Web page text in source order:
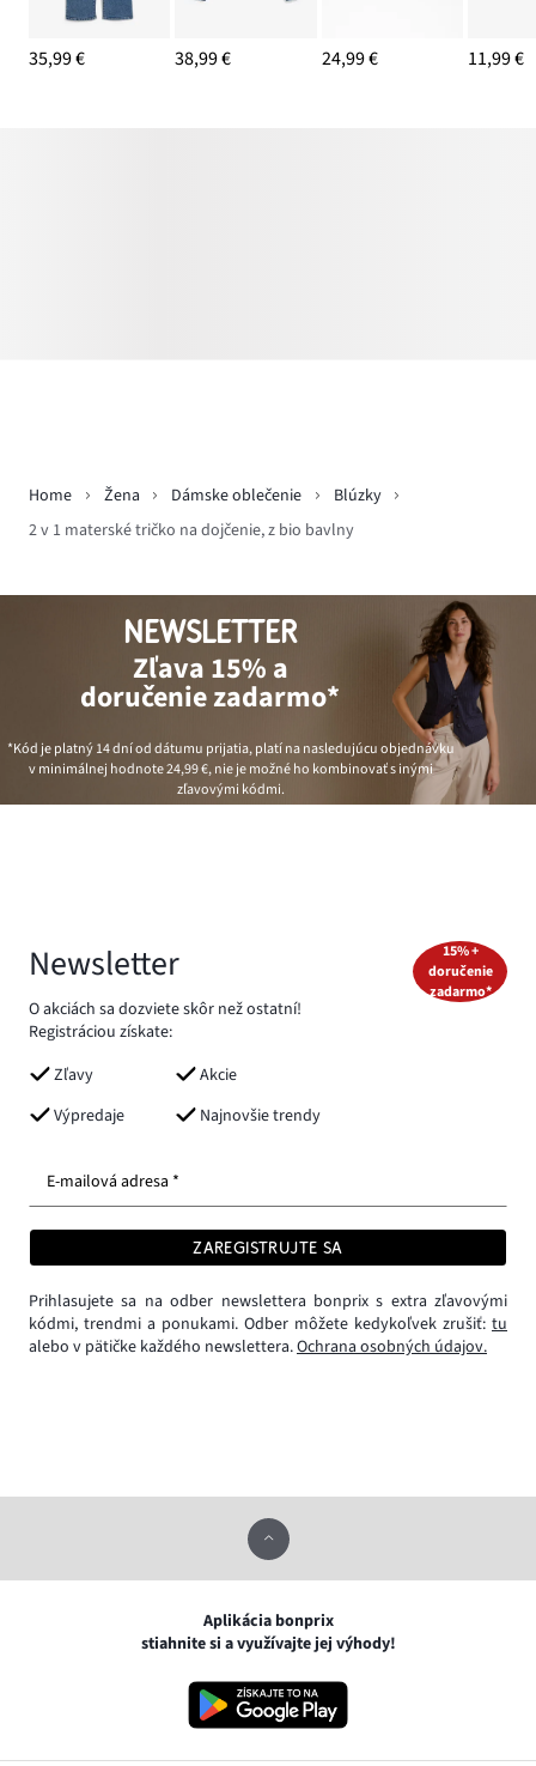
35,99 € 38,99 € 24,99 € 11,99 €
Home Žena Dámske oblečenie
Blúzky
2 v 1 materské tričko na dojčenie, z bio bavlny
NEWSLETTER
Zľava 15% a
doručenie zadarmo*
*Kód je platný 14 dní od dátumu prijatia, platí na nasledujúcu objednávku
v minimálnej hodnote24,99 €, nie je možné ho kombinovať s inými
zľavovými kódmi.
Newsletter
O akciách sa dozviete skôr než ostatní!
Registráciou získate:
Zľavy
Akcie
Výpredaje
Najnovšie trendy
15% +
doručenie
zadarmo*
E-mailová adresa *
ZAREGISTRUJTE SA
Prihlasujete sa na odber newslettera bonprix s extra zľavovými
kódmi, trendmi a ponukami. Odber môžete kedykoľvek zrušiť: tu
alebo v pätičke každého newslettera.Ochrana osobných údajov.
Aplikácia bonprix
stiahnite si a využívajte jej výhody!